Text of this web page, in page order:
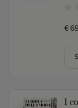
€
I